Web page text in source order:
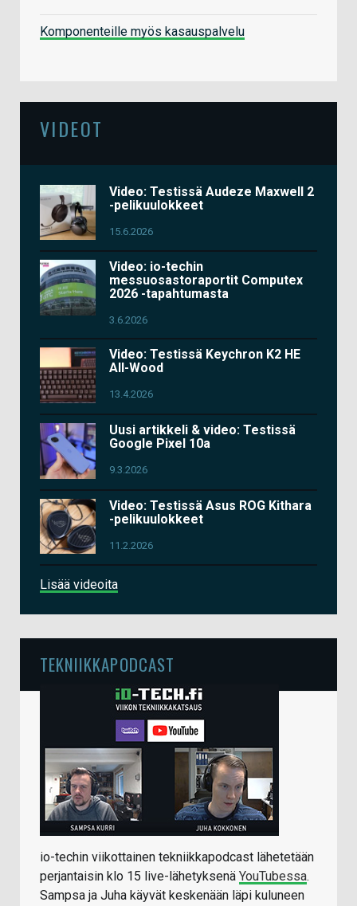
Komponenteille myös kasauspalvelu
VIDEOT
Video: Testissä Audeze Maxwell 2
-pelikuulokkeet
15.6.2026
Video: io-techin
messuosastoraportit Computex
2026 -tapahtumasta
3.6.2026
Video: Testissä Keychron K2 HE
All-Wood
13.4.2026
Uusi artikkeli & video: Testissä
Google Pixel 10a
9.3.2026
Video: Testissä Asus ROG Kithara
-pelikuulokkeet
11.2.2026
Lisää videoita
TEKNIIKKAPODCAST
io-techin viikottainen tekniikkapodcast lähetetään
perjantaisin klo 15 live-lähetyksenä YouTubessa.
Sampsa ja Juha käyvät keskenään läpi kuluneen